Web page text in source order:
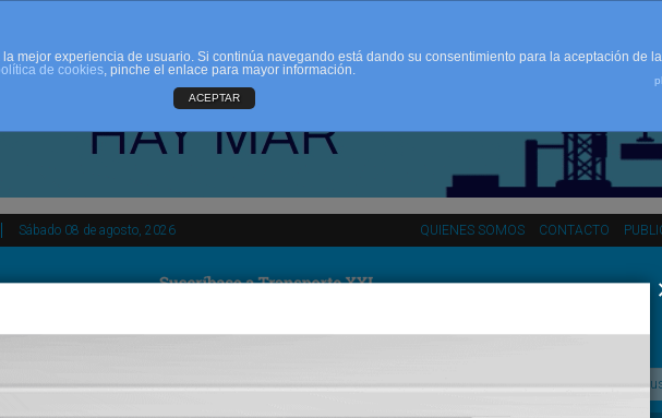
QUIENES SOMOS CONTACTO
Sábado 08 de agosto, 2026
HEMEROTECA AGENDA KIOSKO
mejor experiencia de usuario. Si continúa navegando está dando su consentimiento para la aceptación de
de cookies, pinche el enlace para mayor información.
ACEPTAR